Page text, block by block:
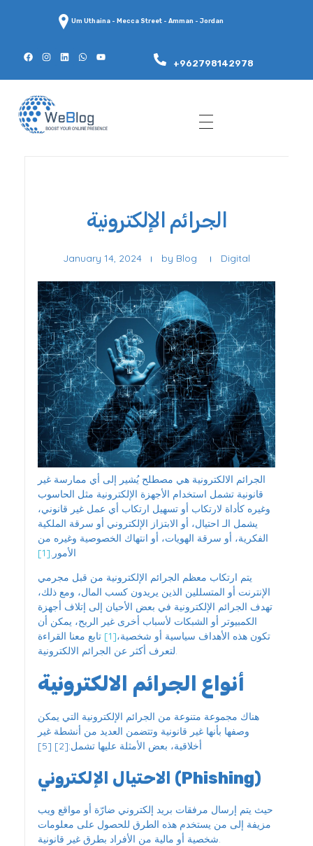
Um Uthaina - Mecca Street - Amman - Jordan
+962798142978
الجرائم الإلكترونية
January 14, 2024 by Blog Digital
الجرائم الالكترونية هي مصطلح يُشير إلى أي ممارسة غير
قانونية تشمل استخدام الأجهزة الإلكترونية مثل الحاسوب
وغيره كأداة لارتكاب أو تسهيل ارتكاب أي عمل غير قانوني،
يشمل الـ احتيال، أو الابتزاز الإلكتروني أو سرقة الملكية
الفكرية، أو سرقة الهويات، أو انتهاك الخصوصية وغيره من
الأمور.[1]
يتم ارتكاب معظم الجرائم الإلكترونية من قبل مجرمي
الإنترنت أو المتسللين الذين يريدون كسب المال، ومع ذلك،
تهدف الجرائم الإلكترونية في بعض الأحيان إلى إتلاف أجهزة
الكمبيوتر أو الشبكات لأسباب أخرى غير الربح، يمكن أن
تكون هذه الأهداف سياسية أو شخصية،[1]
تابع معنا القراءة
لتعرف أكثر عن الجرائم الالكترونية.
أنواع الجرائم الالكترونية
هناك مجموعة متنوعة من الجرائم الإلكترونية التي يمكن
وصفها بأنها غير قانونية وتتضمن العديد من أنشطة غير
أخلاقية، بعض الأمثلة عليها تشمل:[2] [5]
الاحتيال الإلكتروني (Phishing)
حيث يتم إرسال مرفقات بريد إلكتروني ضارّة أو مواقع ويب
مزيفة إلى من يستخدم هذه الطرق للحصول على معلومات
شخصية أو مالية من الأفراد بطرق غير قانونية.